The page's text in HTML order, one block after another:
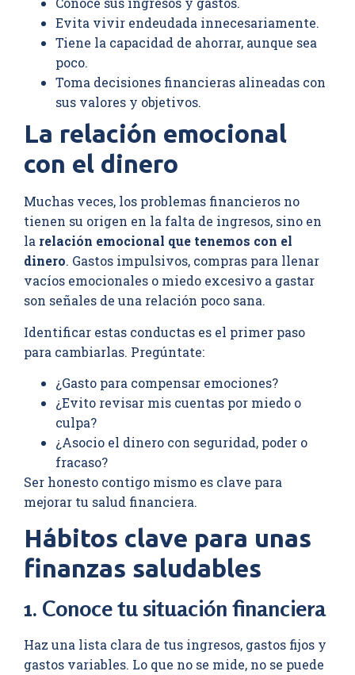
Evita vivir endeudada innecesariamente.
Tiene la capacidad de ahorrar, aunque sea
poco.
Toma decisiones financieras alineadas con
sus valores y objetivos.
La relación emocional
con el dinero
Muchas veces, los problemas financieros no
tienen su origen en la falta de ingresos, sino en
la relación emocional que tenemos con el
dinero. Gastos impulsivos, compras para llenar
vacíos emocionales o miedo excesivo a gastar
son señales de una relación poco sana.
Identificar estas conductas es el primer paso
para cambiarlas. Pregúntate:
¿Gasto para compensar emociones?
¿Evito revisar mis cuentas por miedo o
culpa?
¿Asocio el dinero con seguridad, poder o
fracaso?
Ser honesto contigo mismo es clave para
mejorar tu salud financiera.
Hábitos clave para unas
finanzas saludables
1. Conoce tu situación financiera
Haz una lista clara de tus ingresos, gastos fijos y
gastos variables. Lo que no se mide, no se puede